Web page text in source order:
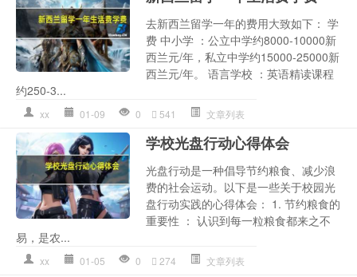
去新西兰留学一年的费用大致如下： 学
费 中小学 ：公立中学约8000-10000新
西兰元/年，私立中学约15000-25000新
西兰元/年。 语言学校 ：英语精读课程
约250-3...
xx 01-09 0 541 文章列表
学校光盘行动心得体会
光盘行动是一种倡导节约粮食、减少浪
费的社会运动。以下是一些关于校园光
盘行动实践的心得体会： 1. 节约粮食的
重要性 ： 认识到每一粒粮食都来之不
易，是农...
xx 01-05 0 274 文章列表